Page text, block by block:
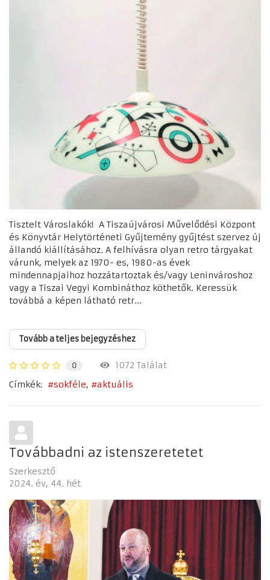
Tisztelt Városlakók! A Tiszaújvárosi Művelődési Központ
és Könyvtár Helytörténeti Gyűjtemény gyűjtést szervez új
állandó kiállításához. A felhívásra olyan retro tárgyakat
várunk, melyek az 1970- es, 1980-as évek
mindennapjaihoz hozzátartoztak és/vagy Leninvároshoz
vagy a Tiszai Vegyi Kombináthoz köthetők. Keressük
továbbá a képen látható retr...
Tovább a teljes bejegyzéshez
0
1072 Találat
Címkék:
sokféle aktuális
Továbbadni az istenszeretetet
Szerkesztő
2024. év 44. hét